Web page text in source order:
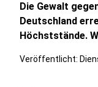
Die Gewalt
Deutschland
Höchststände.
Veröffentlicht: